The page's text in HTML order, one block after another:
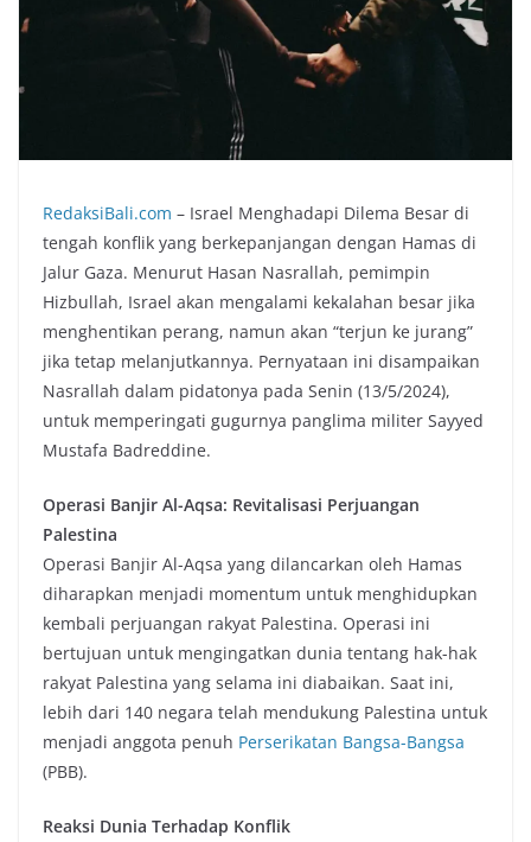
RedaksiBali.com – Israel Menghadapi Dilema Besar di
tengah konflik yang berkepanjangan dengan Hamas di
Jalur Gaza. Menurut Hasan Nasrallah, pemimpin
Hizbullah, Israel akan mengalami kekalahan besar jika
menghentikan perang, namun akan “terjun ke jurang”
jika tetap melanjutkannya. Pernyataan ini disampaikan
Nasrallah dalam pidatonya pada Senin (13/5/2024),
untuk memperingati gugurnya panglima militer Sayyed
Mustafa Badreddine.
Operasi Banjir Al-Aqsa: Revitalisasi Perjuangan
Palestina
Operasi Banjir Al-Aqsa yang dilancarkan oleh Hamas
diharapkan menjadi momentum untuk menghidupkan
kembali perjuangan rakyat Palestina. Operasi ini
bertujuan untuk mengingatkan dunia tentang hak-hak
rakyat Palestina yang selama ini diabaikan. Saat ini,
lebih dari 140 negara telah mendukung Palestina untuk
menjadi anggota penuh Perserikatan Bangsa-Bangsa
(PBB).
Reaksi Dunia Terhadap Konflik